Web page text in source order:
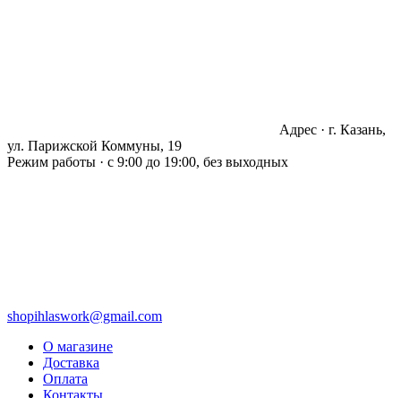
Адрес · г. Казань,
ул. Парижской Коммуны, 19
Режим работы · с 9:00 до 19:00, без выходных
shopihlaswork@gmail.com
О магазине
Доставка
Оплата
Контакты